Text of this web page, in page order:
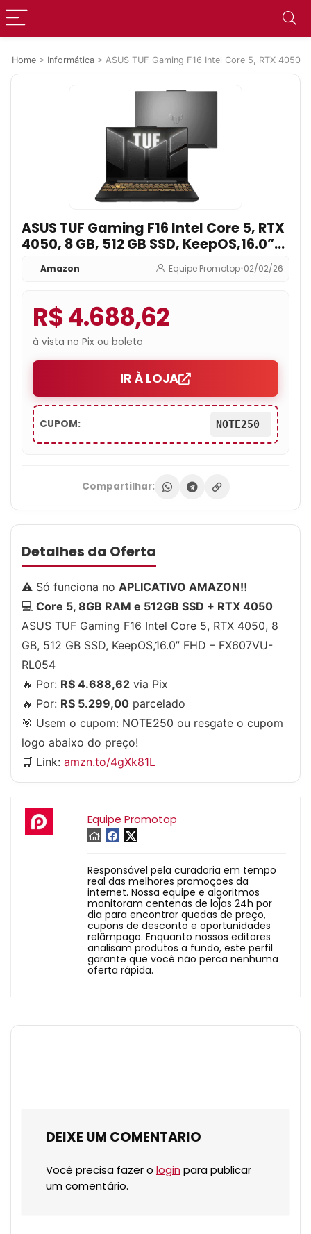
Home > Informática > ASUS TUF Gaming F16 Intel Core 5, RTX 4050,
ASUS TUF Gaming F16 Intel Core 5, RTX
4050, 8 GB, 512 GB SSD, KeepOS,16.0”
FHD, Mecha Gray – FX607VU-RL054
Amazon Equipe Promotop•02/02/26
R$ 4.688,62
à vista no Pix ou boleto
IR À LOJA
CUPOM: NOTE250
Compartilhar:
Detalhes da Oferta
⚠️ Só funciona no APLICATIVO AMAZON‼️
💻 Core 5, 8GB RAM e 512GB SSD + RTX 4050
ASUS TUF Gaming F16 Intel Core 5, RTX 4050, 8
GB, 512 GB SSD, KeepOS,16.0” FHD – FX607VU-
RL054
🔥 Por: R$ 4.688,62 via Pix
🔥 Por: R$ 5.299,00 parcelado
🎯 Usem o cupom: NOTE250 ou resgate o cupom
logo abaixo do preço!
🛒 Link: amzn.to/4gXk81L
Equipe Promotop
Responsável pela curadoria em tempo
real das melhores promoções da
internet. Nossa equipe e algoritmos
monitoram centenas de lojas 24h por
dia para encontrar quedas de preço,
cupons de desconto e oportunidades
relâmpago. Enquanto nossos editores
analisam produtos a fundo, este perfil
garante que você não perca nenhuma
oferta rápida.
DEIXE UM COMENTARIO
Você precisa fazer o login para publicar
um comentário.